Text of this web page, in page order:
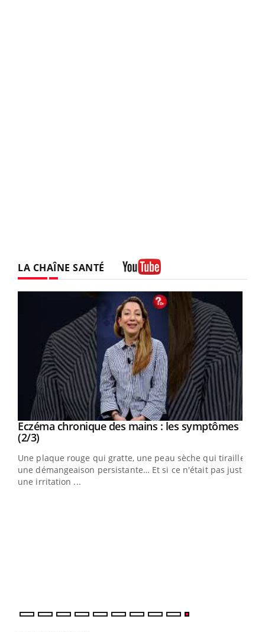
LA CHAÎNE SANTÉ
Youtube
Eczéma chronique des mains : les symptômes
(2/3)Youtube
Une plaque rouge qui gratte, une peau sèche qui tiraille,
une démangeaison persistante… Et si ce n'était pas juste
une irritation ...